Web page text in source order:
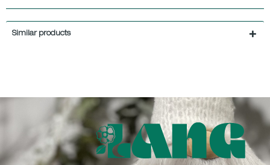
Similar products